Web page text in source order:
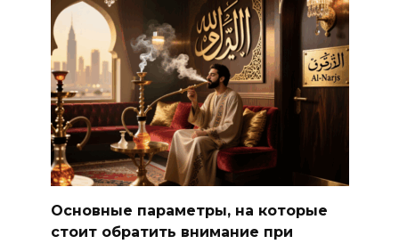
Основные параметры, на которые
стоит обратить внимание при